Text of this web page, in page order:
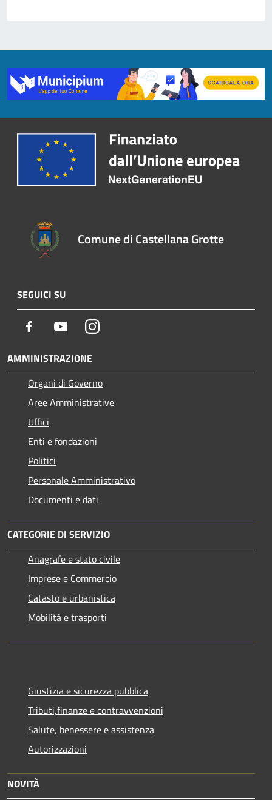
Comune di Castellana Grotte
SEGUICI SU
Facebook YoutubeInstagram
AMMINISTRAZIONE
Organi di Governo
Aree Amministrative
Uffici
Enti e fondazioni
Politici
Personale Amministrativo
Documenti e dati
CATEGORIE DI SERVIZIO
Anagrafe e stato civile
Imprese e Commercio
Catasto e urbanistica
Mobilità e trasporti
Giustizia e sicurezza pubblica
Tributi,finanze e contravvenzioni
Salute, benessere e assistenza
Autorizzazioni
NOVITÀ